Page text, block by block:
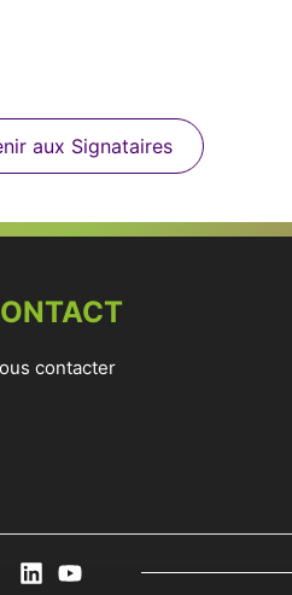
aux Signataires
contacter